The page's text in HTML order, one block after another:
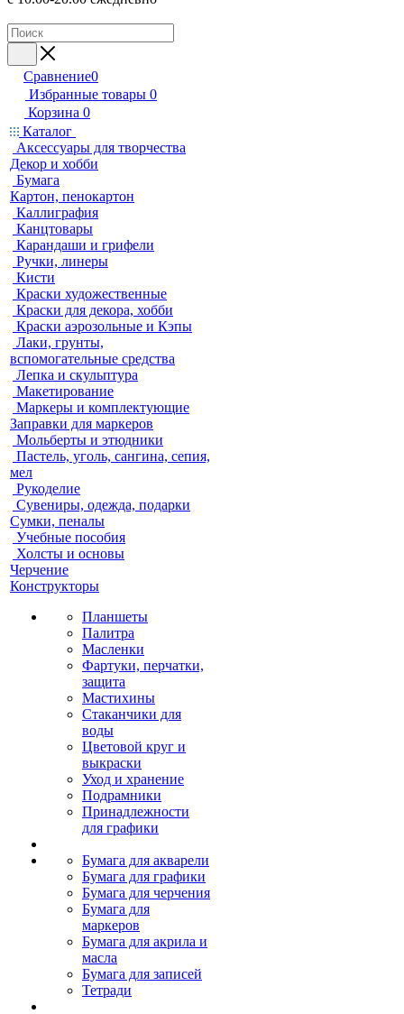
Сравнение0
Избранные товары 0
Корзина 0
Каталог
Аксессуары для творчества
Декор и хобби
Бумага
Картон, пенокартон
Каллиграфия
Канцтовары
Карандаши и грифели
Ручки, линеры
Кисти
Краски художественные
Краски для декора, хобби
Краски аэрозольные и Кэпы
Лаки, грунты,
вспомогательные средства
Лепка и скульптура
Макетирование
Маркеры и комплектующие
Заправки для маркеров
Мольберты и этюдники
Пастель, уголь, сангина, сепия,
мел
Рукоделие
Сувениры, одежда, подарки
Сумки, пеналы
Учебные пособия
Холсты и основы
Черчение
Конструкторы
Планшеты
Палитра
Масленки
Фартуки, перчатки,
защита
Мастихины
Стаканчики для
воды
Цветовой круг и
выкраски
Уход и хранение
Подрамники
Принадлежности
для графики
Бумага для акварели
Бумага для графики
Бумага для черчения
Бумага для
маркеров
Бумага для акрила и
масла
Бумага для записей
Тетради